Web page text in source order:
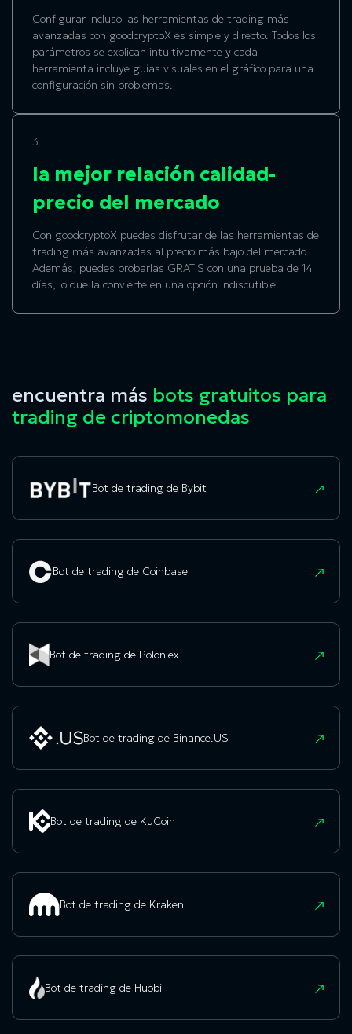
Configurar incluso las herramientas de trading más
avanzadas con goodcryptoX es simple y directo. Todos los
parámetros se explican intuitivamente y cada
herramienta incluye guías visuales en el gráfico para una
configuración sin problemas.
3.
la mejor relación calidad-
precio del mercado
Con goodcryptoX puedes disfrutar de las herramientas de
trading más avanzadas al precio más bajo del mercado.
Además, puedes probarlas GRATIS con una prueba de 14
días, lo que la convierte en una opción indiscutible.
encuentra más bots gratuitos para
trading de criptomonedas
Bot de trading de Bybit
Bot de trading de Coinbase
Bot de trading de Poloniex
Bot de trading de Binance.US
Bot de trading de KuCoin
Bot de trading de Kraken
Bot de trading de Huobi